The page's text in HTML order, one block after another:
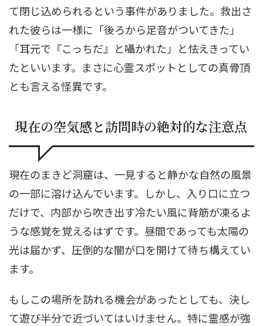
て閉じ込められるという事件がありました。救出さ
れた彼らは一様に「後ろから足音がついてきた」
「耳元で『こっちだ』と囁かれた」と怯えきってい
たといいます。まさに心霊スポットとしての真骨頂
とも言える怪異です。
現在の空気感と訪問時の絶対的な注意点
現在のまきど洞窟は、一見すると静かな自然の風景
の一部に溶け込んでいます。しかし、入り口に立つ
だけで、内部から吹き出す冷たい風に背筋が凍るよ
うな感覚を覚えるはずです。昼間であっても太陽の
光は届かず、圧倒的な闇が口を開けて待ち構えてい
ます。
もしこの場所を訪れる機会があったとしても、決し
て遊び半分で近づいてはいけません。特に霊感が強